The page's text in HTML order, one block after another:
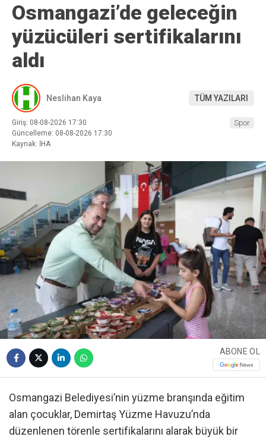
Osmangazi’de geleceğin
yüzücüleri sertifikalarını
aldı
Neslihan Kaya TÜM YAZILARI
Giriş: 08-08-2026 17:30
Güncelleme: 08-08-2026 17:30
Kaynak: İHA
Spor
ABONE OL
Osmangazi Belediyesi’nin yüzme branşında eğitim
alan çocuklar, Demirtaş Yüzme Havuzu’nda
düzenlenen törenle sertifikalarını alarak büyük bir